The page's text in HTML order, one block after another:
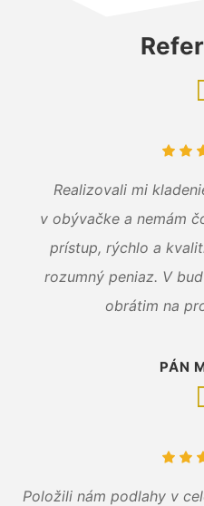
Realizovali mi
v obývačke a nemám
prístup, rýchlo a
rozumný peniaz. V
obrátim na
PÁN
Položili nám podlahy v